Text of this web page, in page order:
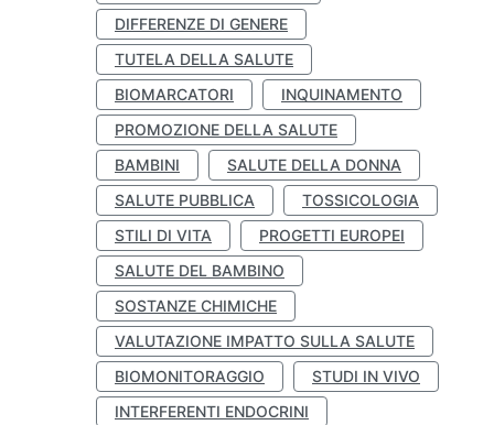
DIFFERENZE DI GENERE
TUTELA DELLA SALUTE
BIOMARCATORI
INQUINAMENTO
PROMOZIONE DELLA SALUTE
BAMBINI
SALUTE DELLA DONNA
SALUTE PUBBLICA
TOSSICOLOGIA
STILI DI VITA
PROGETTI EUROPEI
SALUTE DEL BAMBINO
SOSTANZE CHIMICHE
VALUTAZIONE IMPATTO SULLA SALUTE
BIOMONITORAGGIO
STUDI IN VIVO
INTERFERENTI ENDOCRINI